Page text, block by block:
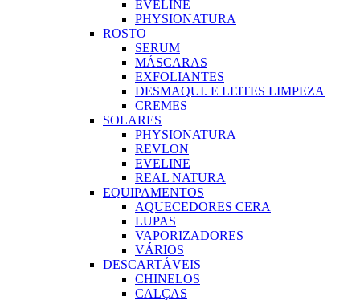
EVELINE
PHYSIONATURA
ROSTO
SERUM
MÁSCARAS
EXFOLIANTES
DESMAQUI. E LEITES LIMPEZA
CREMES
SOLARES
PHYSIONATURA
REVLON
EVELINE
REAL NATURA
EQUIPAMENTOS
AQUECEDORES CERA
LUPAS
VAPORIZADORES
VÁRIOS
DESCARTÁVEIS
CHINELOS
CALÇAS